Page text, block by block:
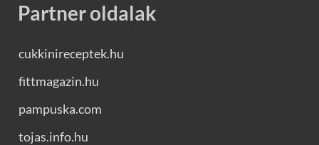
Partner oldalak
cukkinireceptek.hu
fittmagazin.hu
pampuska.com
tojas.info.hu